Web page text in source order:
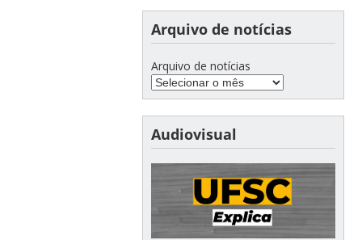
Arquivo de notícias
Arquivo de notícias
Audiovisual